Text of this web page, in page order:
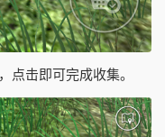
点击即可完成收集。